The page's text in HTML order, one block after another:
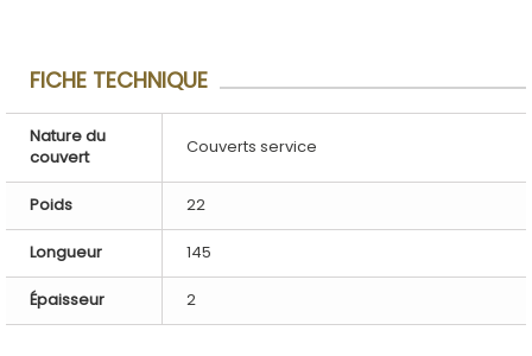
FICHE TECHNIQUE
Nature du
couvert
Couverts service
Poids 22
Longueur 145
Épaisseur 2